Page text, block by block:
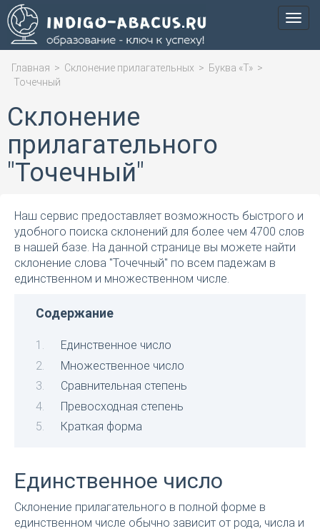
Меню
Главная > Склонение прилагательных > Буква «Т» >
Точечный
Склонение
прилагательного
"Точечный"
Наш сервис предоставляет возможность быстрого и
удобного поиска склонений для более чем 4700 слов
в нашей базе. На данной странице вы можете найти
склонение слова "Точечный" по всем падежам в
единственном и множественном числе.
Содержание
Единственное число
Множественное число
Сравнительная степень
Превосходная степень
Краткая форма
Единственное число
Склонение прилагательного в полной форме в
единственном числе обычно зависит от рода, числа и